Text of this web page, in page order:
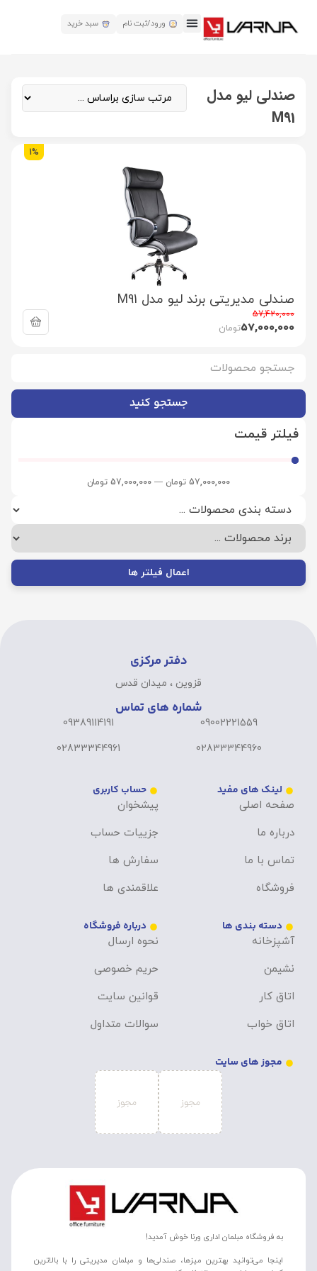
ورود/ثبت نام سبد خرید
جستجو کنید
فیلتر قیمت
57,000,000 تومان —
57,000,000 تومان
اعمال فیلتر ها
صندلی لیو مدل
M91
1%
صندلی مدیریتی برند لیو مدل M91
57,420,000
57,000,000تومان
دفتر مرکزی
قزوین ، میدان قدس
شماره های تماس
09002221559
02833344960
09389114191
02833344961
لینک های مفید
صفحه اصلی
درباره ما
تماس با ما
فروشگاه
حساب کاربری
پیشخوان
جزییات حساب
سفارش ها
علاقمندی ها
دسته بندی ها
آشپزخانه
نشیمن
اتاق کار
اتاق خواب
درباره فروشگاه
نحوه ارسال
حریم خصوصی
قوانین سایت
سوالات متداول
مجوز های سایت
به فروشگاه مبلمان اداری ورنا خوش آمدید!
اینجا می‌توانید بهترین میزها، صندلی‌ها و مبلمان مدیریتی را با بالاترین